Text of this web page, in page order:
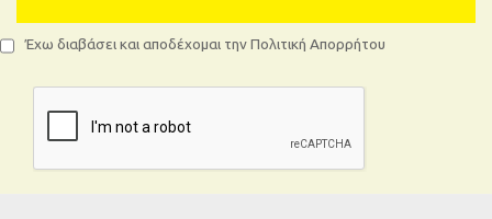
Έχω διαβάσει και αποδέχομαι την Πολιτική Απορρήτου